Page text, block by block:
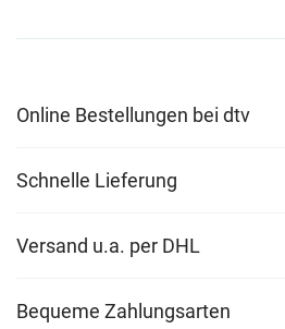
Online Bestellungen bei dtv
Schnelle Lieferung
Versand u.a. per DHL
Bequeme Zahlungsarten